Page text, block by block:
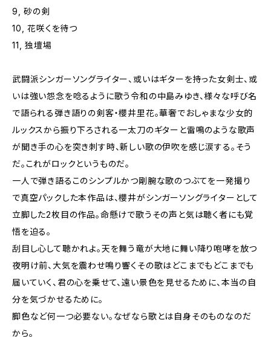
9, 砂の剣
10, 花咲くを待つ
11, 独壇場
武闘派シンガーソングライター、或いはギターを持った女剣士、或
いは強い怨念を唸るように歌う令和の中島みゆき、様々な呼び名
で語られる弾き語りの剣客・櫻井里花。華奢でおしゃまな少女的
ルックスから振り下ろされる一太刀のギターと雷鳴のような歌声
が聞き手の心を突き刺す時、新しい歌の伊吹を感じ涙する。そう
だ。これがロックというものだ。
一人で弾き語るこのシンプルかつ剛腕な歌のつぶてを一発撮り
で真空パックした本作品は、櫻井がシンガーソングライターとして
立脚した2枚目の作品。命懸けで歌うその声と気は聴く者にも覚
悟を迫る。
刮目し心して聴かれよ。天を舞う竜が大地に舞い降り咆哮を放つ
夜明け前、大気を震わせ鳴り響くその歌はどこまでもどこまでも
届いていく、君の心を乗せて、遠い景色を見せるために、本当の自
分を気づかせるために。
脚色など何一つ必要ない。なぜなら歌とは自身そのものなのだ
から。